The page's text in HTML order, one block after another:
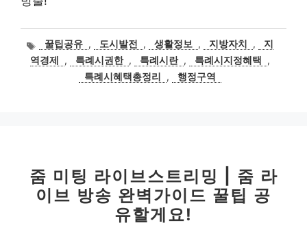
태
그
꿀팁공유 , 도시발전 , 생활정보 , 지방자치 ,
지
역경제
, 특례시권한 , 특례시란 , 특례시지정혜택
,
특례시혜택총정리
, 행정구역
줌 미팅 라이브스트리밍 | 줌 라
이브 방송 완벽가이드 꿀팁 공
유할게요!